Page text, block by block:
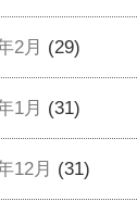
2月 (29)
1月 (31)
12月 (31)